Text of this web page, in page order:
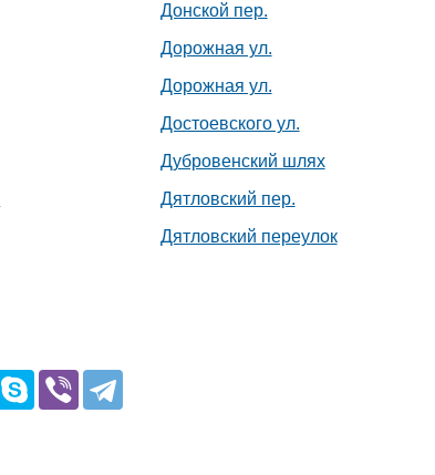
Донской пер.
Дорожная ул.
Дорожная ул.
Достоевского ул.
Дубровенский шлях
Дятловский пер.
Дятловский переулок